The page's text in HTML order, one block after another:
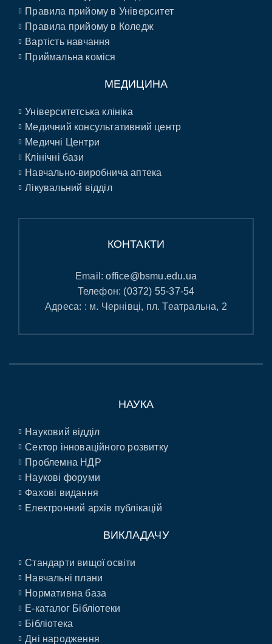
Правила прийому в Університет
Правила прийому в Коледж
Вартість навчання
Приймальна коміся
МЕДИЦИНА
Університетська клініка
Медичний консультативний центр
Медичні Центри
Клінічні бази
Навчально-виробнича аптека
Лікувальний відділ
КОНТАКТИ
Email:office@bsmu.edu.ua
Телефон: (0372) 55-37-54
Адреса: : м. Чернівці, пл. Театральна, 2
НАУКА
Науковий відділ
Сектор інноваційного розвитку
Проблемна НДР
Наукові форуми
Фахові видання
Електронний архів публікацій
ВИКЛАДАЧУ
Стандарти вищої освіти
Навчальні плани
Нормативна база
E-каталог Бібліотеки
Бібліотека
Дні народження